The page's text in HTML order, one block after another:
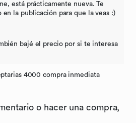
está prácticamente nueva. Te
en la publicación para que la veas :)
bajé el precio por si te interesa
4000 compra inmediata
o hacer una compra,